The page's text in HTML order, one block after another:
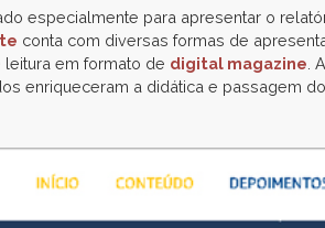
especialmente para apresentar o
conta com diversas formas de
em formato de digital magazine . A
enriqueceram a didática e passagem